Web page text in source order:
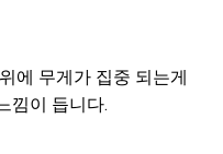
에 무게가 집중 되는게
낌이 듭니다.